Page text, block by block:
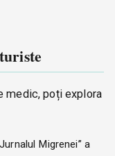
medic, poți explora
Migrenei” a